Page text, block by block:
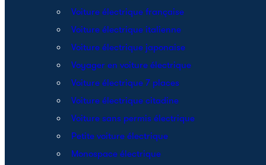
Voiture électrique française
Voiture électrique italienne
Voiture électrique japonaise
Voyager en voiture électrique
Voiture électrique 7 places
Voiture électrique citadine
Voiture sans permis électrique
Petite voiture électrique
Monospace électrique